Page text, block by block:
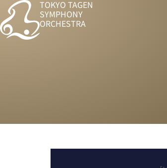
TOKYO TAGEN
SYMPHONY
ORCHESTRA